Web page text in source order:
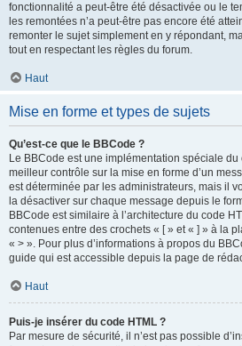
fonctionnalité a peut-être été désactivée ou le
les remontées n’a peut-être pas encore été
remonter le sujet simplement en y répondant,
tout en respectant les règles du forum.
Haut
Mise en forme et types de sujets
Qu’est-ce que le BBCode ?
Le BBCode est une implémentation spéciale du
meilleur contrôle sur la mise en forme d’un
est déterminée par les administrateurs, mais il
la désactiver sur chaque message depuis le
BBCode est similaire à l’architecture du code
contenues entre des crochets « [ » et « ] » à la
« > ». Pour plus d’informations à propos du
guide qui est accessible depuis la page de
Haut
Puis-je insérer du code HTML ?
Par mesure de sécurité, il n’est pas possible